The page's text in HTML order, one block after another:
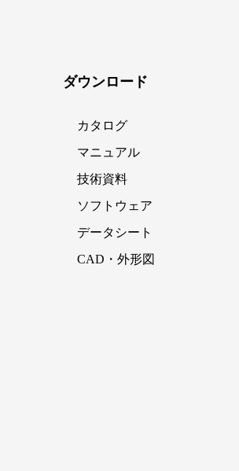
ダウンロード
カタログ
マニュアル
技術資料
ソフトウェア
データシート
CAD・外形図